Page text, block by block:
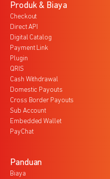
Produk & Biaya
Checkout
Direct API
Digital Catalog
Payment Link
Plugin
QRIS
Cash Withdrawal
Domestic Payouts
Cross Border Payouts
Sub Account
Embedded Wallet
PayChat
Panduan
Biaya